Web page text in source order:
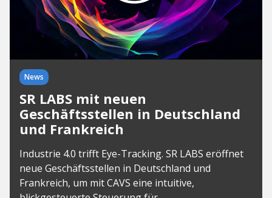
News
SR LABS mit neuen
Geschäftsstellen in Deutschland
und Frankreich
Industrie 4.0 trifft Eye-Tracking. SR LABS eröffnet
neue Geschäftsstellen in Deutschland und
Frankreich, um mit CAVS eine intuitive,